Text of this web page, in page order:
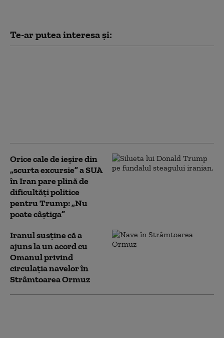
Te-ar putea interesa și:
Orice cale de ieșire din
„scurta excursie” a SUA
în Iran pare plină de
dificultăți politice
pentru Trump: „Nu
poate câștiga”
Iranul susține că a
ajuns la un acord cu
Omanul privind
circulația navelor în
Strâmtoarea Ormuz